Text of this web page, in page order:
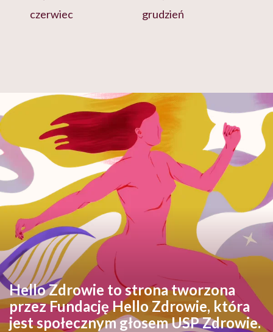
czerwiec
grudzień
Hello Zdrowie to strona tworzona
przez Fundację Hello Zdrowie, która
jest społecznym głosem USP Zdrowie.